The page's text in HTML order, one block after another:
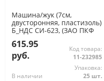
Машина/жук (7см,
двусторонняя, пластизоль)
Б_НДС СИ-623, (ЗАО ПКФ
615.95
руб.
Код товара:
11-232985
В наличии
Упаковка:
25 шт.